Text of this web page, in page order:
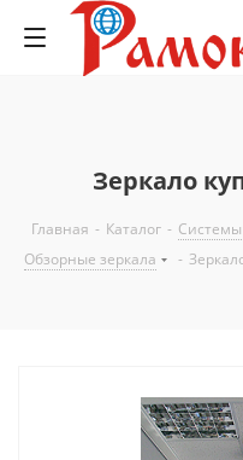
Зеркало
Главная - Каталог -
Обзорные зеркала
-